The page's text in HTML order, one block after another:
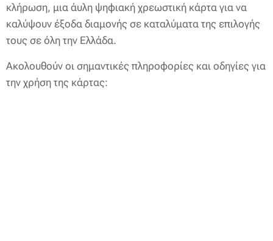
κλήρωση, μια άυλη ψηφιακή χρεωστική κάρτα για να
καλύψουν έξοδα διαμονής σε καταλύματα της επιλογής
τους σε όλη την Ελλάδα.
Ακολουθούν οι σημαντικές πληροφορίες και οδηγίες για
την χρήση της κάρτας: